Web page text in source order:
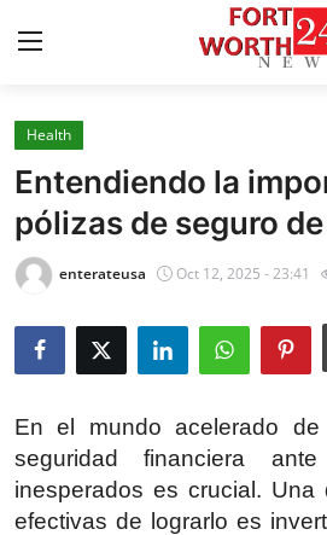
Home
Contact
Press Release
Privacy Policy
News Network
Submit Press Release
Health
Entendiendo la
pólizas de seguro
enterateusa Oct 12, 2025 - 23:41
En el mundo acelerado
seguridad financiera
inesperados es crucial. Una
efectivas de lograrlo es